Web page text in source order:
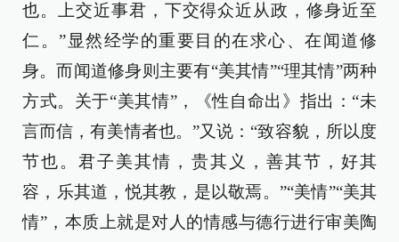
也。上交近事君，下交得众近从政，修身近至
仁。”显然经学的重要目的在求心、在闻道修
身。而闻道修身则主要有“美其情”“理其情”两种
方式。关于“美其情”，《性自命出》指出：“未
言而信，有美情者也。”又说：“致容貌，所以度
节也。君子美其情，贵其义，善其节，好其
容，乐其道，悦其教，是以敬焉。”“美情”“美其
情”，本质上就是对人的情感与德行进行审美陶